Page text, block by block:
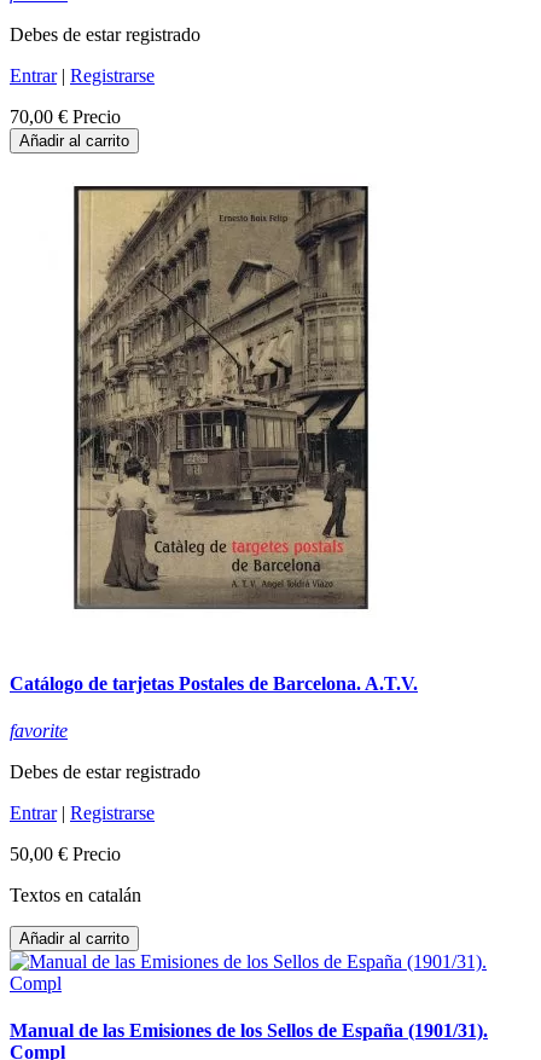
Debes de estar registrado
Entrar| Registrarse
70,00 € Precio
Añadir al carrito
Catálogo de tarjetas Postales de Barcelona. A.T.V.
favorite
Debes de estar registrado
Entrar| Registrarse
50,00 € Precio
Textos en catalán
Añadir al carrito
Manual de las Emisiones de los Sellos de España (1901/31).
Compl